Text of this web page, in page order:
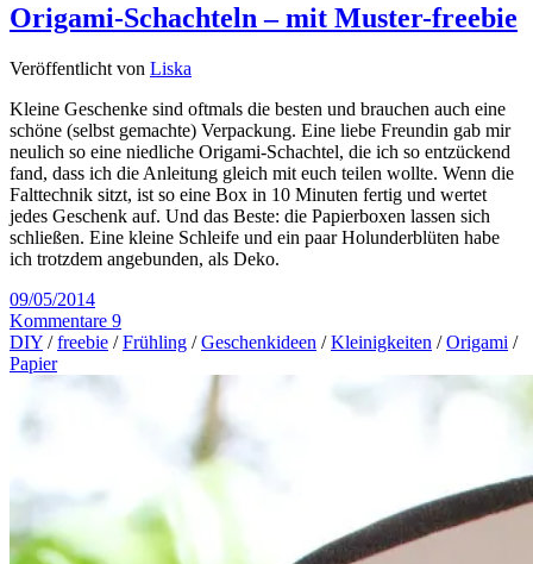
Origami-Schachteln – mit Muster-freebie
Veröffentlicht von Liska
Kleine Geschenke sind oftmals die besten und brauchen auch eine
schöne (selbst gemachte) Verpackung. Eine liebe Freundin gab mir
neulich so eine niedliche Origami-Schachtel, die ich so entzückend
fand, dass ich die Anleitung gleich mit euch teilen wollte. Wenn die
Falttechnik sitzt, ist so eine Box in 10 Minuten fertig und wertet
jedes Geschenk auf. Und das Beste: die Papierboxen lassen sich
schließen. Eine kleine Schleife und ein paar Holunderblüten habe
ich trotzdem angebunden, als Deko.
09/05/2014
Kommentare 9
DIY /freebie /Frühling /Geschenkideen /Kleinigkeiten /Origami /
Papier